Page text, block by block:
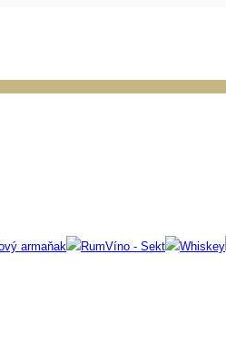
armaňak RumVíno - Sekt Whiskey